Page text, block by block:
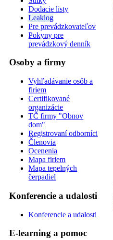
Dodacie listy
Leaklog
Pre prevádzkovateľov
Pokyny pre
prevádzkový denník
Osoby a firmy
Vyhľadávanie osôb a
firiem
Certifikované
organizácie
TČ firmy "Obnov
dom"
Registrovaní odborníci
Členovia
Ocenenia
Mapa firiem
Mapa tepelných
čerpadiel
Konferencie a udalosti
Konferencie a udalosti
E-learning a pomoc